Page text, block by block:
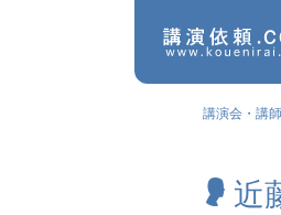
講演会・講
近